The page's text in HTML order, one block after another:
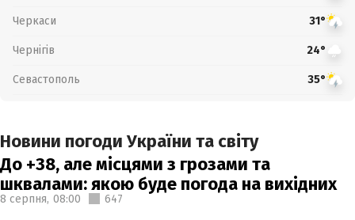
Черкаси 31°
Чернігів 24°
Севастополь 35°
Новини погоди України та світу
До +38, але місцями з грозами та
шквалами: якою буде погода на вихідних
8 серпня, 08:00 647